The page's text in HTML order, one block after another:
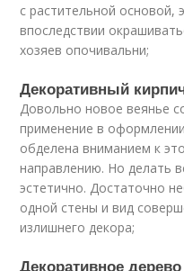
с растительной основой,
впоследствии
хозяев опочивальни;
Декоративный
Довольно новое веянье
применение в
обделена вниманием к
направлению. Но делать
эстетично. Достаточно
одной стены и вид
излишнего декора;
Декоративное